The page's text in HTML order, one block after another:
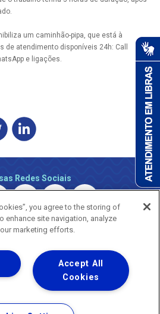
um caminhão-pipa, que está à
atendimento disponíveis 24h: Call
e ligações.
Redes Sociais
© 2026 - Todos os Direitos Reservados.
movimenta a vida
de Uso de Sites e Aplicativos
you agree to the storing of
enhance site navigation, analyze
marketing efforts.
Accept All
Cookies